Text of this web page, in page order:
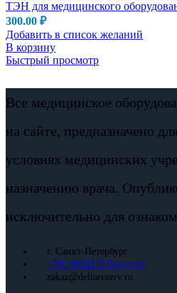
ТЭН для медицинского
300.00 ₽
Добавить в список желаний
В корзину
Быстрый просмотр
Все медицинское
на сайте, предназначено
условиях медицинских
назначению врача.
исключительно для
г. Санкт-Петербург
+79110211133 Евгений
zakaz@deltarezerv.ru